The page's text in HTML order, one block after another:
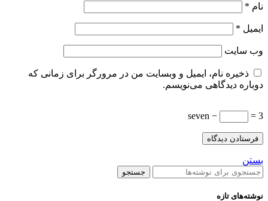
نام *
ایمیل *
وب‌ سایت
ذخیره نام، ایمیل و وبسایت من در مرورگر برای زمانی که
دوباره دیدگاهی می‌نویسم.
seven − = 3
بستن
جستجو
نوشته‌های تازه